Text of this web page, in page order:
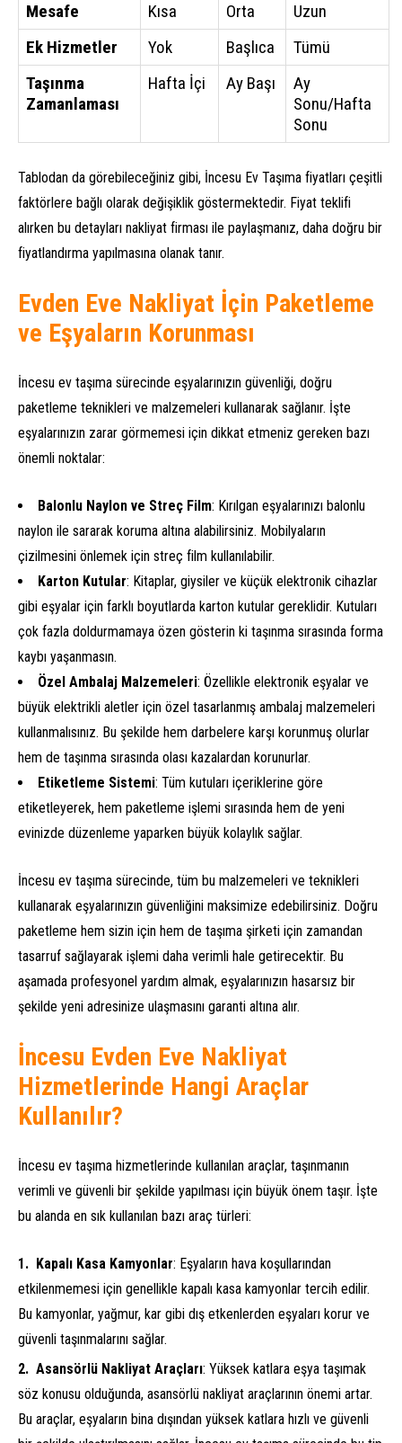
Mesafe
Kısa Orta
Uzun
Ek Hizmetler
Yok Başlıca
Tümü
Taşınma
Zamanlaması
Hafta İçi Ay Başı
Ay
Sonu/Hafta
Sonu
Tablodan da görebileceğiniz gibi, İncesu Ev Taşıma fiyatları çeşitli
faktörlere bağlı olarak değişiklik göstermektedir. Fiyat teklifi
alırken bu detayları nakliyat firması ile paylaşmanız, daha doğru bir
fiyatlandırma yapılmasına olanak tanır.
Evden Eve Nakliyat İçin Paketleme
ve Eşyaların Korunması
İncesu ev taşıma sürecinde eşyalarınızın güvenliği, doğru
paketleme teknikleri ve malzemeleri kullanarak sağlanır. İşte
eşyalarınızın zarar görmemesi için dikkat etmeniz gereken bazı
önemli noktalar:
Balonlu Naylon ve Streç Film: Kırılgan eşyalarınızı balonlu
naylon ile sararak koruma altına alabilirsiniz. Mobilyaların
çizilmesini önlemek için streç film kullanılabilir.
Karton Kutular: Kitaplar, giysiler ve küçük elektronik cihazlar
gibi eşyalar için farklı boyutlarda karton kutular gereklidir. Kutuları
çok fazla doldurmamaya özen gösterin ki taşınma sırasında forma
kaybı yaşanmasın.
Özel Ambalaj Malzemeleri: Özellikle elektronik eşyalar ve
büyük elektrikli aletler için özel tasarlanmış ambalaj malzemeleri
kullanmalısınız. Bu şekilde hem darbelere karşı korunmuş olurlar
hem de taşınma sırasında olası kazalardan korunurlar.
Etiketleme Sistemi: Tüm kutuları içeriklerine göre
etiketleyerek, hem paketleme işlemi sırasında hem de yeni
evinizde düzenleme yaparken büyük kolaylık sağlar.
İncesu ev taşıma sürecinde, tüm bu malzemeleri ve teknikleri
kullanarak eşyalarınızın güvenliğini maksimize edebilirsiniz. Doğru
paketleme hem sizin için hem de taşıma şirketi için zamandan
tasarruf sağlayarak işlemi daha verimli hale getirecektir. Bu
aşamada profesyonel yardım almak, eşyalarınızın hasarsız bir
şekilde yeni adresinize ulaşmasını garanti altına alır.
İncesu Evden Eve Nakliyat
Hizmetlerinde Hangi Araçlar
Kullanılır?
İncesu ev taşıma hizmetlerinde kullanılan araçlar, taşınmanın
verimli ve güvenli bir şekilde yapılması için büyük önem taşır. İşte
bu alanda en sık kullanılan bazı araç türleri:
Kapalı Kasa Kamyonlar: Eşyaların hava koşullarından
etkilenmemesi için genellikle kapalı kasa kamyonlar tercih edilir.
Bu kamyonlar, yağmur, kar gibi dış etkenlerden eşyaları korur ve
güvenli taşınmalarını sağlar.
Asansörlü Nakliyat Araçları: Yüksek katlara eşya taşımak
söz konusu olduğunda, asansörlü nakliyat araçlarının önemi artar.
Bu araçlar, eşyaların bina dışından yüksek katlara hızlı ve güvenli